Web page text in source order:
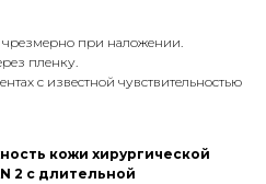
чрезмерно при наложении.
пленку.
с известной чувствительностью
кожи хирургической
2 с длительной